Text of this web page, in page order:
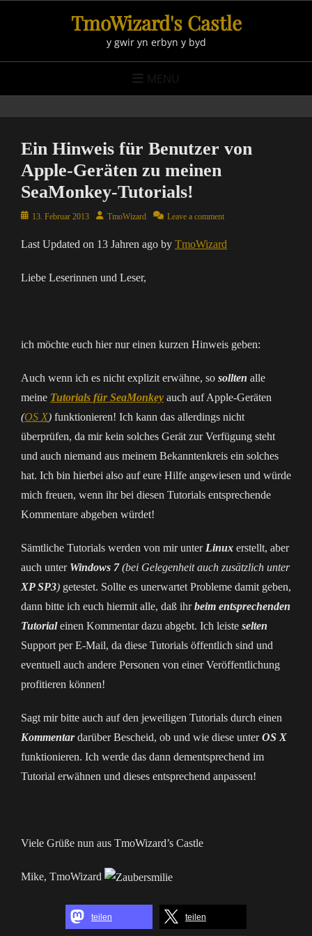
TmoWizard's Castle
y gwir yn erbyn y byd
MENU
Ein Hinweis für Benutzer von
Apple-Geräten zu meinen
SeaMonkey-Tutorials!
Posted13. Februar 2013 AuthorTmoWizard Leave a comment
Last Updated on 13 Jahren ago by TmoWizard
Liebe Leserinnen und Leser,
ich möchte euch hier nur einen kurzen Hinweis geben:
Auch wenn ich es nicht explizit erwähne, so sollten alle
meine Tutorials für SeaMonkey auch auf Apple-Geräten
(OS X) funktionieren! Ich kann das allerdings nicht
überprüfen, da mir kein solches Gerät zur Verfügung steht
und auch niemand aus meinem Bekanntenkreis ein solches
hat. Ich bin hierbei also auf eure Hilfe angewiesen und würde
mich freuen, wenn ihr bei diesen Tutorials entsprechende
Kommentare abgeben würdet!
Sämtliche Tutorials werden von mir unter Linux erstellt, aber
auch unter Windows 7 (bei Gelegenheit auch zusätzlich unter
XP SP3) getestet. Sollte es unerwartet Probleme damit geben,
dann bitte ich euch hiermit alle, daß ihrbeim entsprechenden
Tutorialeinen Kommentar dazu abgebt. Ich leiste selten
Support per E-Mail, da diese Tutorials öffentlich sind und
eventuell auch andere Personen von einer Veröffentlichung
profitieren können!
Sagt mir bitte auch auf den jeweiligen Tutorials durch einen
Kommentardarüber Bescheid, ob und wie diese unterOS X
funktionieren. Ich werde das dann dementsprechend im
Tutorial erwähnen und dieses entsprechend anpassen!
Viele Grüße nun aus TmoWizard’s Castle
Mike, TmoWizard
teilen teilen